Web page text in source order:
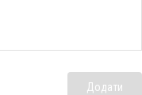
Додати